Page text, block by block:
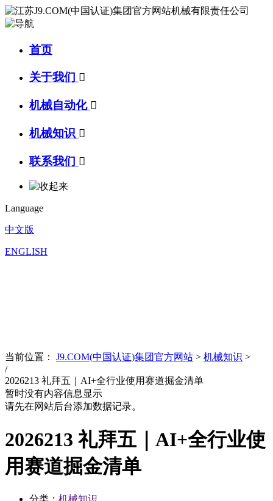
首页
关于我们 
机械自动化 
机械知识 
联系我们 
Language
中文版
ENGLISH
当前位置： J9.COM(中国认证)集团官方网站 > 机械知识 >
/
2026213 礼拜五｜AI+全行业使用赛道掘金清单
暂时没有内容信息显示
请先在网站后台添加数据记录。
2026213 礼拜五｜AI+全行业使
用赛道掘金清单
分类： 机械知识